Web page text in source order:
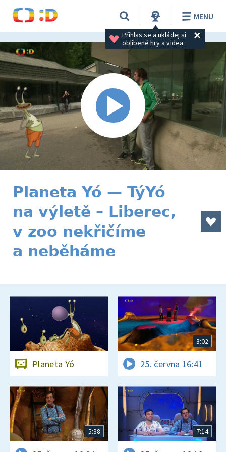
Přihlas se a ukládej si
oblíbené hry a videa.
MENU
Planeta Yó — TýYó
na výletě – Liberec,
v zoo nekřičíme
a neběháme
Planeta Yó
3:02
25. června 16:41
5:38 7:14